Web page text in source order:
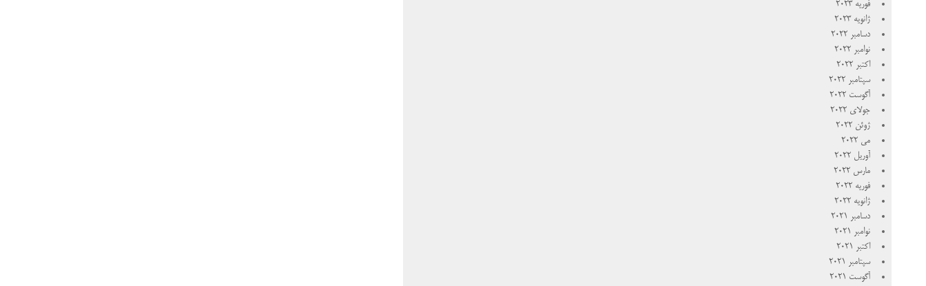
فوریه 2023
ژانویه 2023
دسامبر 2022
نوامبر 2022
اکتبر 2022
سپتامبر 2022
آگوست 2022
جولای 2022
ژوئن 2022
می 2022
آوریل 2022
مارس 2022
فوریه 2022
ژانویه 2022
دسامبر 2021
نوامبر 2021
اکتبر 2021
سپتامبر 2021
آگوست 2021